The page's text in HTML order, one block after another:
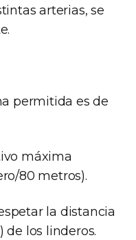
arterias, se
permitida es de
máxima
80 metros).
la distancia
de los linderos.